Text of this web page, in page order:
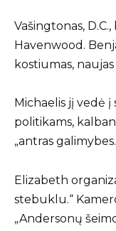
Vašingtonas,
Havenwood.
kostiumas,
Michaelis jį vedė
politikams,
„antras
Elizabeth
stebuklu.“
„Andersonų